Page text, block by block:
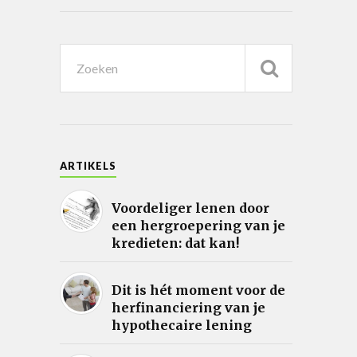
ARTIKELS
Voordeliger lenen door
een hergroepering van je
kredieten: dat kan!
Dit is hét moment voor de
herfinanciering van je
hypothecaire lening